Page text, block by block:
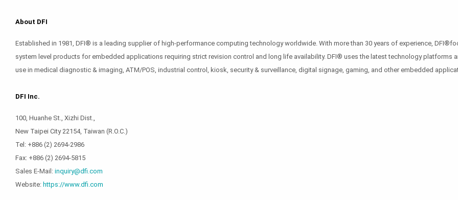
About DFI
Established in 1981, DFI® is a leading supplier of high-performance computing technology worldwide. With more than 30 years of experience,
system level products for embedded applications requiring strict revision control and long life availability. DFI® uses the latest technology
use in medical diagnostic & imaging, ATM/POS, industrial control, kiosk, security & surveillance, digital signage, gaming, and other embedded
DFI Inc.
100, Huanhe St., Xizhi Dist.,
New Taipei City 22154, Taiwan (R.O.C.)
Tel: +886 (2) 2694-2986
Fax: +886 (2) 2694-5815
Sales E-Mail: inquiry@dfi.com
Website: https://www.dfi.com